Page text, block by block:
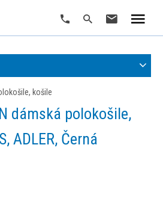
košile
ADLER, Černá